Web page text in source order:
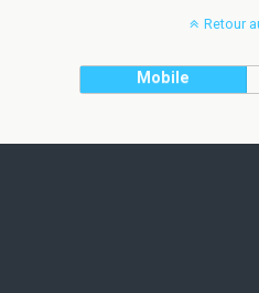
Retour
Mobile